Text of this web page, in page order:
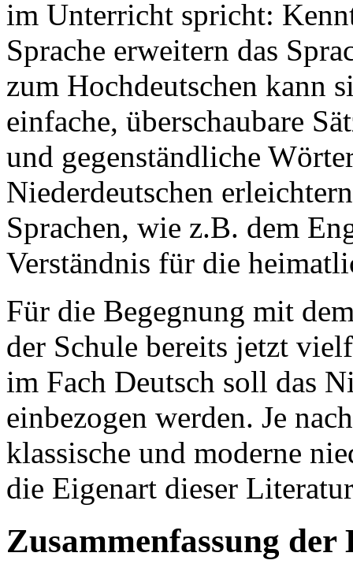
im Unterricht spricht:
Sprache erweitern das
zum Hochdeutschen kann
einfache, überschaubare
und gegenständliche
Niederdeutschen
Sprachen, wie z.B. dem
Verständnis für die
Für die Begegnung mit
der Schule bereits jetzt
im Fach Deutsch soll das
einbezogen werden. Je
klassische und moderne
die Eigenart dieser
Zusammenfassung der